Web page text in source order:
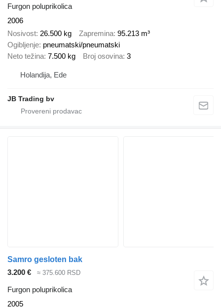
Furgon poluprikolica
2006
Nosivost 26.500 kg Zapremina 95.213 m³
Ogibljenje pneumatski/pneumatski
Neto težina 7.500 kg Broj osovina 3
Holandija, Ede
JB Trading bv
Samro gesloten bak
3.200 €
≈ 375.600 RSD
Furgon poluprikolica
2005